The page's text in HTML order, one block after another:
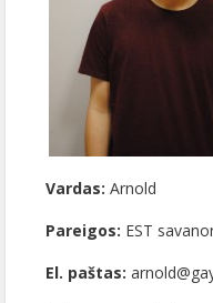
Vardas: Arnold
Pareigos: EST
El. paštas: